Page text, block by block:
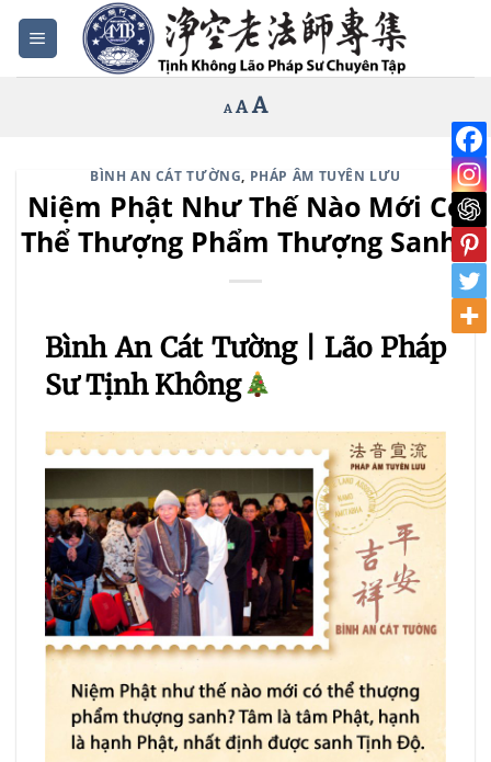
Bỏ
qua
nội
A Decrease
size.
A Reset
size.
A
size.
BÌNH AN CÁT TƯỜNG, PHÁP ÂM TUYÊN LƯU
Niệm Phật Như Thế Nào Mới Có
Thể Thượng Phẩm Thượng Sanh?
Bình An Cát Tường | Lão Pháp
Sư Tịnh Không